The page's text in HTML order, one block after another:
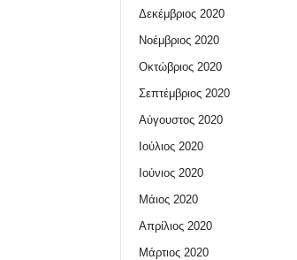
Δεκέμβριος 2020
Νοέμβριος 2020
Οκτώβριος 2020
Σεπτέμβριος 2020
Αύγουστος 2020
Ιούλιος 2020
Ιούνιος 2020
Μάιος 2020
Απρίλιος 2020
Μάρτιος 2020